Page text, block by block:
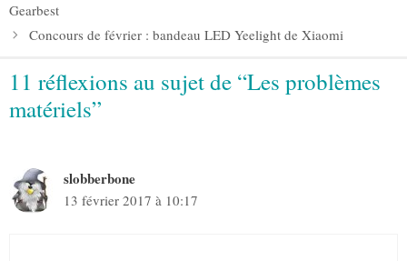
Gearbest
Concours de février : bandeau LED Yeelight de Xiaomi
11 réflexions au sujet de “Les problèmes
matériels”
slobberbone
13 février 2017 à 10:17